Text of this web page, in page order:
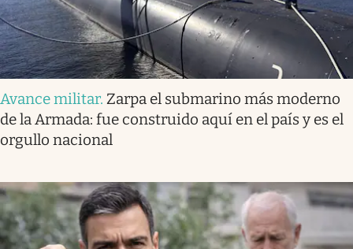
Avance militar. Zarpa el submarino más moderno
de la Armada: fue construido aquí en el país y es el
orgullo nacional